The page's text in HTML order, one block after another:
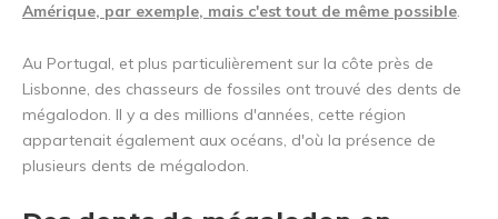
Amérique, par exemple, mais c'est tout de même possible.
Au Portugal, et plus particulièrement sur la côte près de
Lisbonne, des chasseurs de fossiles ont trouvé des dents de
mégalodon. Il y a des millions d'années, cette région
appartenait également aux océans, d'où la présence de
plusieurs dents de mégalodon.